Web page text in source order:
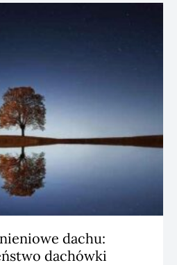
dachu:
dachówki